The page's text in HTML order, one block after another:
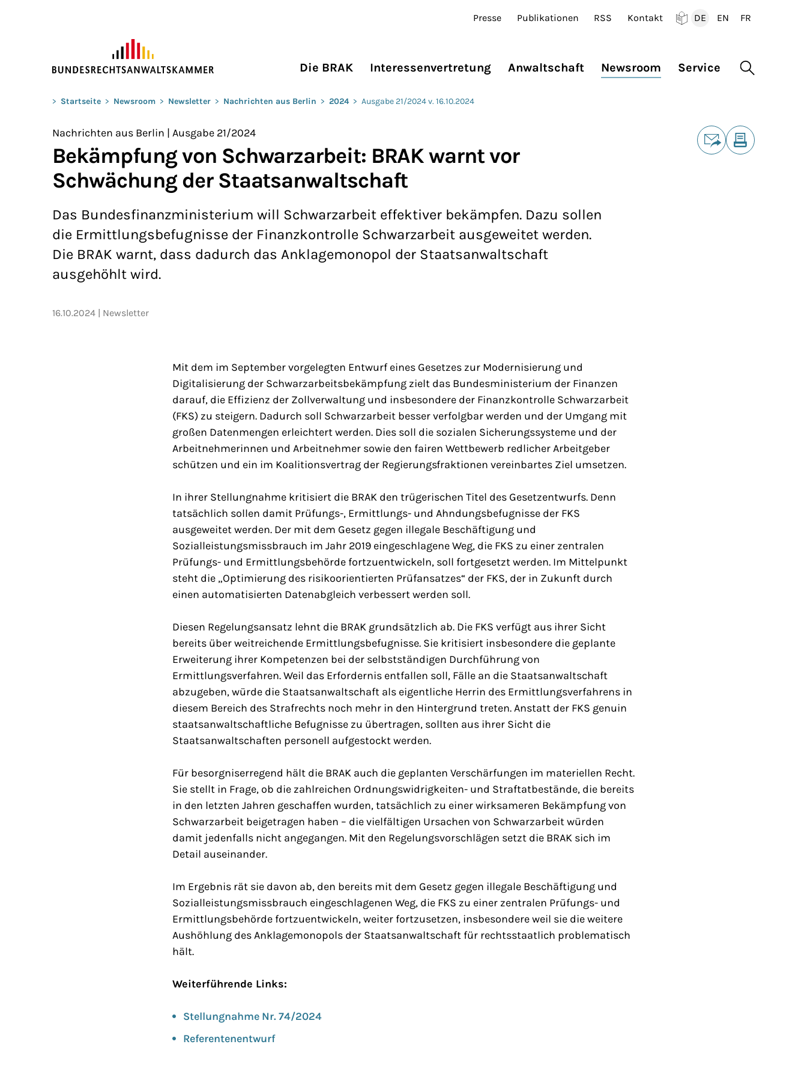
Presse Publikationen RSS Kontakt
DE
EN
FR
Die BRAK Interessenvertretung Anwaltschaft Newsroom Service Suche
Sie befinden sich hier:
> Startseite > Newsroom > Newsletter > Nachrichten aus Berlin > 2024 > Ausgabe 21/2024 v. 16.10.2024
Nachrichten aus Berlin | Ausgabe 21/2024
Bekämpfung von Schwarzarbeit: BRAK warnt vor
Schwächung der Staatsanwaltschaft
Das Bundesfinanzministerium will Schwarzarbeit effektiver bekämpfen. Dazu sollen
die Ermittlungsbefugnisse der Finanzkontrolle Schwarzarbeit ausgeweitet werden.
Die BRAK warnt, dass dadurch das Anklagemonopol der Staatsanwaltschaft
ausgehöhlt wird.
16.10.2024 Newsletter
Mit dem im September vorgelegten Entwurf eines Gesetzes zur Modernisierung und
Digitalisierung der Schwarzarbeitsbekämpfung zielt das Bundesministerium der Finanzen
darauf, die Effizienz der Zollverwaltung und insbesondere der Finanzkontrolle Schwarzarbeit
(FKS) zu steigern. Dadurch soll Schwarzarbeit besser verfolgbar werden und der Umgang mit
großen Datenmengen erleichtert werden. Dies soll die sozialen Sicherungssysteme und der
Arbeitnehmerinnen und Arbeitnehmer sowie den fairen Wettbewerb redlicher Arbeitgeber
schützen und ein im Koalitionsvertrag der Regierungsfraktionen vereinbartes Ziel umsetzen.
In ihrer Stellungnahme kritisiert die BRAK den trügerischen Titel des Gesetzentwurfs. Denn
tatsächlich sollen damit Prüfungs-, Ermittlungs- und Ahndungsbefugnisse der FKS
ausgeweitet werden. Der mit dem Gesetz gegen illegale Beschäftigung und
Sozialleistungsmissbrauch im Jahr 2019 eingeschlagene Weg, die FKS zu einer zentralen
Prüfungs- und Ermittlungsbehörde fortzuentwickeln, soll fortgesetzt werden. Im Mittelpunkt
steht die „Optimierung des risikoorientierten Prüfansatzes“ der FKS, der in Zukunft durch
einen automatisierten Datenabgleich verbessert werden soll.
Diesen Regelungsansatz lehnt die BRAK grundsätzlich ab. Die FKS verfügt aus ihrer Sicht
bereits über weitreichende Ermittlungsbefugnisse. Sie kritisiert insbesondere die geplante
Erweiterung ihrer Kompetenzen bei der selbstständigen Durchführung von
Ermittlungsverfahren. Weil das Erfordernis entfallen soll, Fälle an die Staatsanwaltschaft
abzugeben, würde die Staatsanwaltschaft als eigentliche Herrin des Ermittlungsverfahrens in
diesem Bereich des Strafrechts noch mehr in den Hintergrund treten. Anstatt der FKS genuin
staatsanwaltschaftliche Befugnisse zu übertragen, sollten aus ihrer Sicht die
Staatsanwaltschaften personell aufgestockt werden.
Für besorgniserregend hält die BRAK auch die geplanten Verschärfungen im materiellen Recht.
Sie stellt in Frage, ob die zahlreichen Ordnungswidrigkeiten- und Straftatbestände, die bereits
in den letzten Jahren geschaffen wurden, tatsächlich zu einer wirksameren Bekämpfung von
Schwarzarbeit beigetragen haben – die vielfältigen Ursachen von Schwarzarbeit würden
damit jedenfalls nicht angegangen. Mit den Regelungsvorschlägen setzt die BRAK sich im
Detail auseinander.
Im Ergebnis rät sie davon ab, den bereits mit dem Gesetz gegen illegale Beschäftigung und
Sozialleistungsmissbrauch eingeschlagenen Weg, die FKS zu einer zentralen Prüfungs- und
Ermittlungsbehörde fortzuentwickeln, weiter fortzusetzen, insbesondere weil sie die weitere
Aushöhlung des Anklagemonopols der Staatsanwaltschaft für rechtsstaatlich problematisch
hält.
Weiterführende Links:
Stellungnahme Nr. 74/2024
Referentenentwurf